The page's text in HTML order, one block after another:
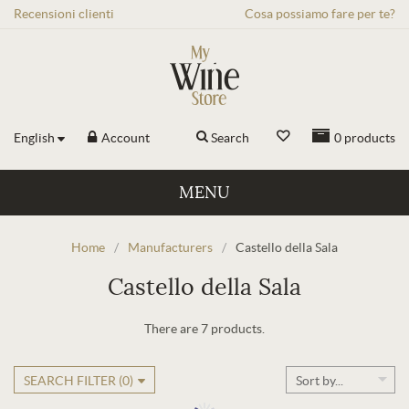
Recensioni clienti Cosa possiamo fare per te?
English Account 0 products
Search
MENU
Home / Manufacturers / Castello della Sala
Castello della Sala
There are 7 products.
SEARCH FILTER (0) Sort by...